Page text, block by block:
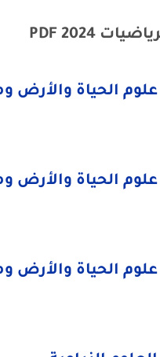
2024
PDF
الحياة والأرض
الحياة والأرض
الحياة والأرض